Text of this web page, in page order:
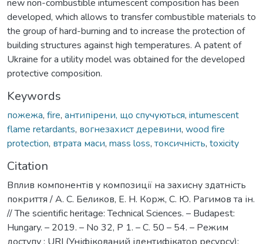
new non-combustible intumescent composition has been
developed, which allows to transfer combustible materials to
the group of hard-burning and to increase the protection of
building structures against high temperatures. A patent of
Ukraine for a utility model was obtained for the developed
protective composition.
Keywords
пожежа, fire, антипірени, що спучуються, intumescent
flame retardants, вогнезахист деревини, wood fire
protection, втрата маси, mass loss, токсичність, toxicity
Citation
Вплив компонентів у композиції на захисну здатність
покриття / А. С. Беликов, Е. Н. Корж, С. Ю. Рагимов та ін.
// The scientific heritage: Technical Sciences. – Budapest:
Hungary. – 2019. – No 32, Р 1. – С. 50 – 54. – Режим